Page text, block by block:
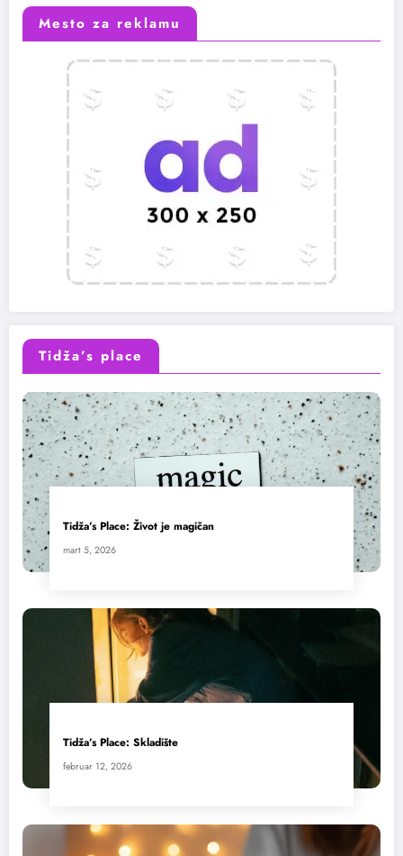
Mesto za reklamu
Tidža’s place
Tidža’s Place: Život je magičan
mart 5, 2026
Tidža’s Place: Skladište
februar 12, 2026